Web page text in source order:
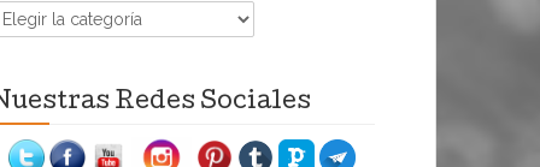
Redes Sociales